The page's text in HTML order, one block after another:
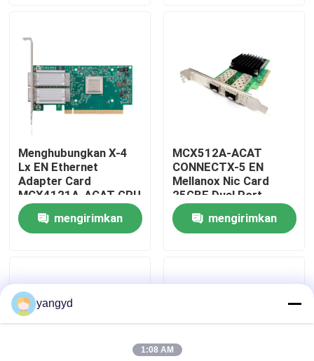
Tentang Kami
Tur Pabrik
Hubungi Kami
Berita
VR Show
Server Penyimpanan Rak
Menghubungkan X-4
Lx EN Ethernet
Adapter Card
MCX4121A-ACAT GPU
2×25GbE SFP28 PCIe
3.0×8 mengirimkan
MCX512A-ACAT
CONNECTX-5 EN
Mellanox Nic Card
25GBE Dual Port
SFP28 PCIE3.0 X8
Tinggi BRmengirimkan
yangyd
1:08 AM